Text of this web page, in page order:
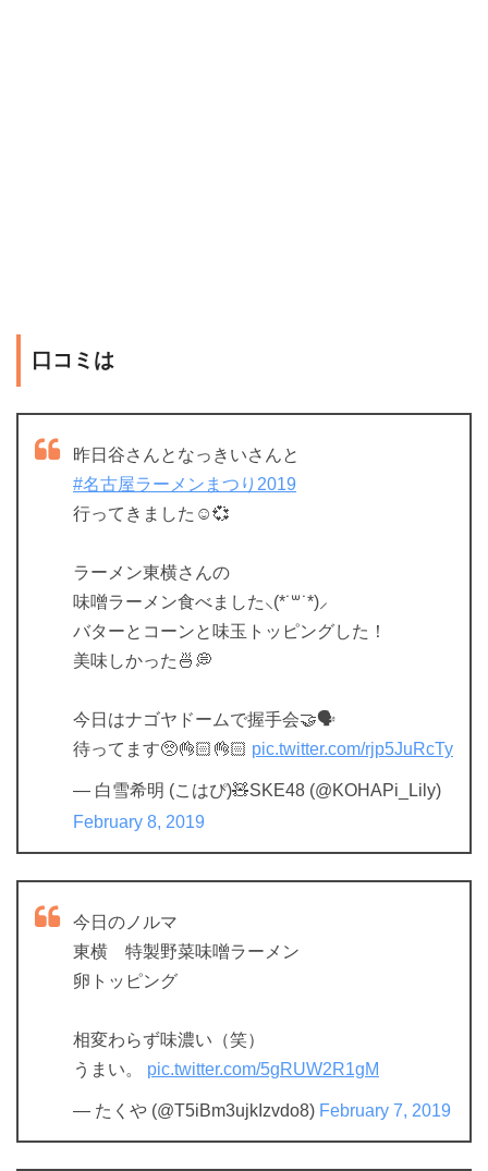
口コミは
昨日谷さんとなっきいさんと
#名古屋ラーメンまつり2019
行ってきました☺️💞
ラーメン東横さんの
味噌ラーメン食べました⸜(*˙꒳˙*)⸝
バターとコーンと味玉トッピングした！
美味しかった🍜💭
今日はナゴヤドームで握手会🤝🗣
待ってます🥺👌🏻👌🏻 pic.twitter.com/rjp5JuRcTy
— 白雪希明 (こはぴ)🧸SKE48 (@KOHAPi_Lily)
February 8, 2019
今日のノルマ
東横 特製野菜味噌ラーメン
卵トッピング
相変わらず味濃い（笑）
うまい。 pic.twitter.com/5gRUW2R1gM
— たくや (@T5iBm3ujkIzvdo8) February 7, 2019